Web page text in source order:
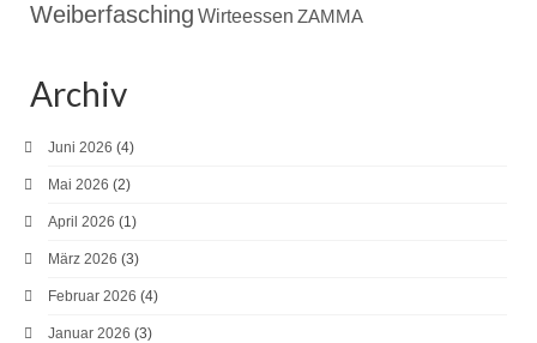
Weiberfasching Wirteessen ZAMMA
Archiv
Juni 2026 (4)
Mai 2026 (2)
April 2026 (1)
März 2026 (3)
Februar 2026 (4)
Januar 2026 (3)